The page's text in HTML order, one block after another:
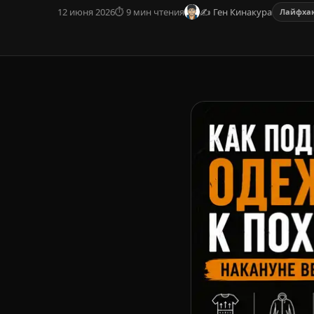
12 июня 2026⏱ 9 мин чтения ✍ Ген Кинакура